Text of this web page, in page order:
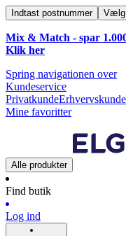
Indtast postnummer Vælg
Mix & Match - spar
Klik her
Spring navigationen over
Kundeservice
PrivatkundeErhvervskunde
Mine favoritter
Alle produkter
Find butik
Log ind